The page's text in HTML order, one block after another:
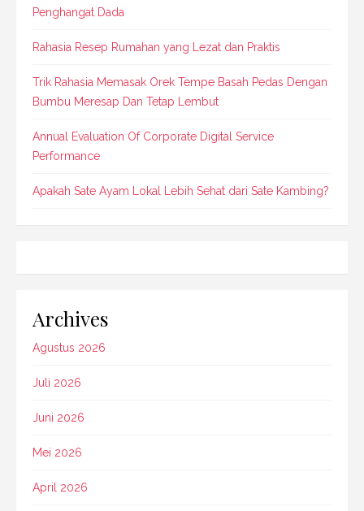
Penghangat Dada
Rahasia Resep Rumahan yang Lezat dan Praktis
Trik Rahasia Memasak Orek Tempe Basah Pedas Dengan
Bumbu Meresap Dan Tetap Lembut
Annual Evaluation Of Corporate Digital Service
Performance
Apakah Sate Ayam Lokal Lebih Sehat dari Sate Kambing?
Archives
Agustus 2026
Juli 2026
Juni 2026
Mei 2026
April 2026